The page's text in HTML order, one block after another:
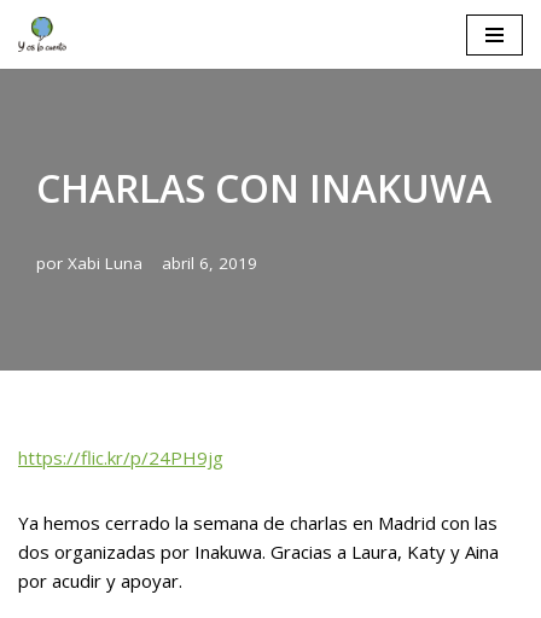
Saltar
CHARLAS CON INAKUWA
por Xabi Luna abril 6, 2019
https://flic.kr/p/24PH9jg
Ya hemos cerrado la semana de charlas en Madrid con las
dos organizadas por Inakuwa. Gracias a Laura, Katy y Aina
por acudir y apoyar.